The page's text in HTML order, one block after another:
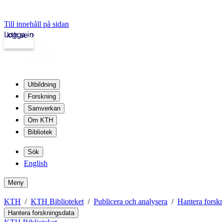
Till innehåll på sidan
kth.se
Logga in
Utbildning
Forskning
Samverkan
Om KTH
Bibliotek
Sök
English
Meny
KTH KTH Biblioteket Publicera och analysera Hantera
Hantera forskningsdata